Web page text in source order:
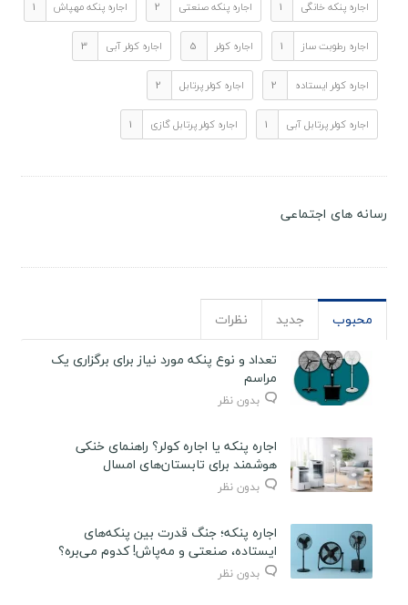
اجاره پنکه خانگی 1 اجاره پنکه صنعتی 2 اجاره پنکه مهپاش 1
اجاره رطوبت ساز 1 اجاره کولر 5 اجاره کولر آبی 3
اجاره کولر ایستاده 2 اجاره کولر پرتابل 2
اجاره کولر پرتابل آبی 1 اجاره کولر پرتابل گازی 1
رسانه های اجتماعی
محبوب جدید
نظرات
تعداد و نوع پنکه مورد نیاز برای برگزاری یک
مراسم
بدون نظر
اجاره پنکه یا اجاره کولر؟ راهنمای خنکی
هوشمند برای تابستان‌های امسال
بدون نظر
اجاره پنکه؛ جنگ قدرت بین پنکه‌های
ایستاده، صنعتی و مه‌پاش! کدوم می‌بره؟
بدون نظر